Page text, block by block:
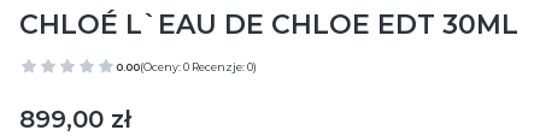
CHLOÉ L`EAU DE CHLOE EDT 30ML
0.00(Oceny: 0 Recenzje: 0)
Cena
899,00 zł